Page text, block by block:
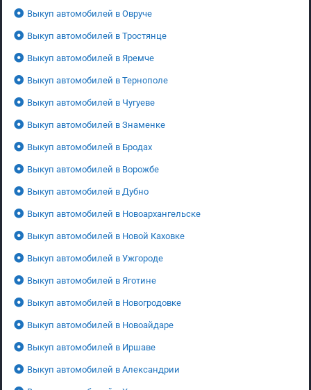
Выкуп автомобилей в Овруче
Выкуп автомобилей в Тростянце
Выкуп автомобилей в Яремче
Выкуп автомобилей в Тернополе
Выкуп автомобилей в Чугуеве
Выкуп автомобилей в Знаменке
Выкуп автомобилей в Бродах
Выкуп автомобилей в Ворожбе
Выкуп автомобилей в Дубно
Выкуп автомобилей в Новоархангельске
Выкуп автомобилей в Новой Каховке
Выкуп автомобилей в Ужгороде
Выкуп автомобилей в Яготине
Выкуп автомобилей в Новогродовке
Выкуп автомобилей в Новоайдаре
Выкуп автомобилей в Иршаве
Выкуп автомобилей в Александрии